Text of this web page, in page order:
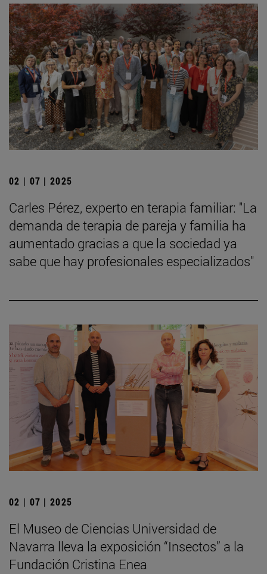
02 | 07 | 2025
Carles Pérez, experto en terapia familiar: "La
demanda de terapia de pareja y familia ha
aumentado gracias a que la sociedad ya
sabe que hay profesionales especializados"
02 | 07 | 2025
El Museo de Ciencias Universidad de
Navarra lleva la exposición “Insectos” a la
Fundación Cristina Enea